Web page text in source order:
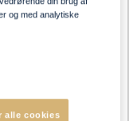
og med analytiske
alle cookies